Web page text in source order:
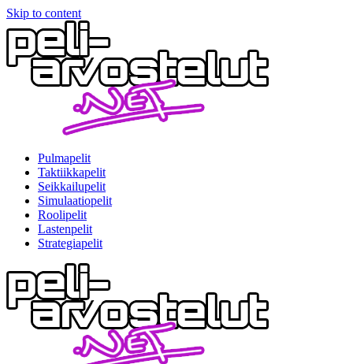
Skip to content
Pulmapelit
Taktiikkapelit
Seikkailupelit
Simulaatiopelit
Roolipelit
Lastenpelit
Strategiapelit